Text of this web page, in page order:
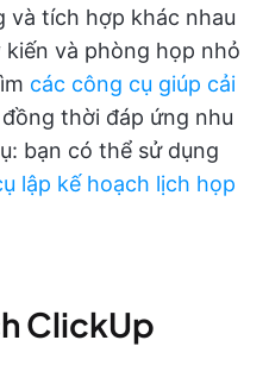
và tích hợp khác nhau
và phòng họp nhỏ
các công cụ giúp cải
đồng thời đáp ứng nhu
bạn có thể sử dụng
lập kế hoạch lịch họp
ClickUp